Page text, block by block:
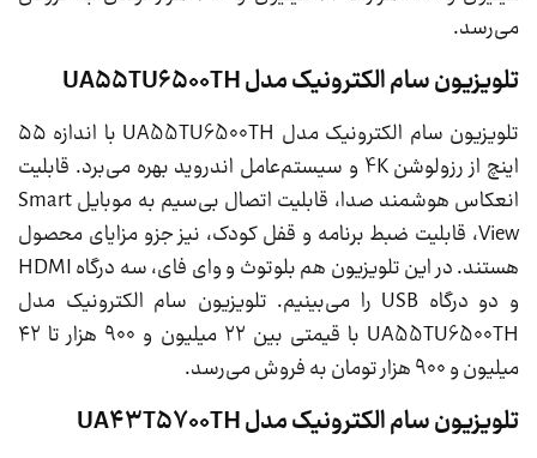
می‌رسد.
تلویزیون سام الکترونیک مدل UA55TU6500TH
تلویزیون سام الکترونیک مدل UA55TU6500TH با اندازه ۵۵
اینچ از رزولوشن 4K و سیستم‌عامل اندروید بهره می‌برد. قابلیت
انعکاس هوشمند صدا، قابلیت اتصال بی‌سیم به موبایل Smart
View، قابلیت ضبط برنامه و قفل کودک، نیز جزو مزایای محصول
هستند. در این تلویزیون هم بلوتوث و وای فای، سه درگاه HDMI
و دو درگاه USB را می‌بینیم. تلویزیون سام الکترونیک مدل
UA55TU6500TH با قیمتی بین ۲۲ میلیون و ۹۰۰ هزار تا ۴۲
میلیون و ۹۰۰ هزار تومان به فروش می‌رسد.
تلویزیون سام الکترونیک مدل UA43T5700TH